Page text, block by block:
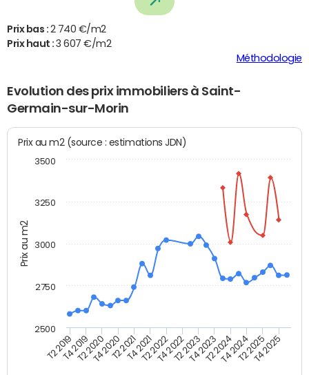
Prix bas : 2 740 €/m2
Prix haut :3 607 €/m2
Méthodologie
Evolution des prix immobiliers à Saint-
Germain-sur-Morin
Prix au m2
Prix au m2 (source : estimations JDN)
T2 2019T4 2019T2 2020T4 2020T2 2021T4 2021T2 2022T4 2022T2 2023T4 2023T2 2024T4 2024T2 2025T4 2025
2500
2750
3000
3250
3500